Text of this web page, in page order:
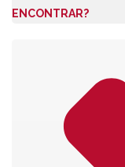
ENCONTRAR?